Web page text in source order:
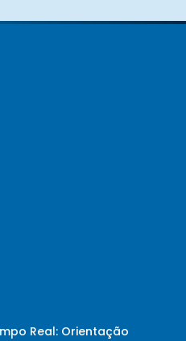
Real: Orientação